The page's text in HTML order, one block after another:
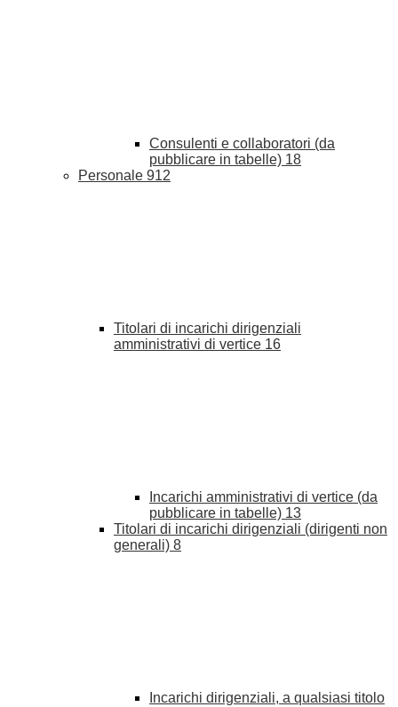
Consulenti e collaboratori (da
pubblicare in tabelle) 18
Personale 912
Titolari di incarichi dirigenziali
amministrativi di vertice 16
Incarichi amministrativi di vertice (da
pubblicare in tabelle) 13
Titolari di incarichi dirigenziali (dirigenti non
generali) 8
Incarichi dirigenziali, a qualsiasi titolo